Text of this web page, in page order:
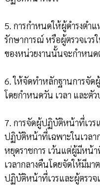
5. การกำหนดให้ผู้ดำรงตำ
รักษาการณ์ หรือผู้ตรวจเว
ของหน่วยงานนั้นจะกำหนด
6. ให้จัดทำหลักฐานการจัด
โดยกำหนดวัน เวลา และตั
7. การจัดผู้ปฏิบัติหน้าที่เวร
ปฏิบัติหน้าที่เฉพาะในเวลา
หยุดราชการ เว้นแต่ผู้มีหน้
เวลากลางคืนโดยจัดให้มีม
ปฏิบัติหน้าที่เวรและผู้ตรวจ